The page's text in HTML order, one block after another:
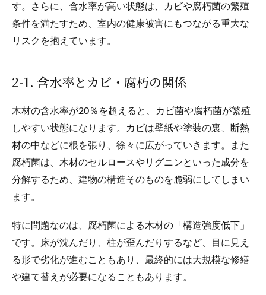
す。さらに、含水率が高い状態は、カビや腐朽菌の繁殖
条件を満たすため、室内の健康被害にもつながる重大な
リスクを抱えています。
2-1. 含水率とカビ・腐朽の関係
木材の含水率が20％を超えると、カビ菌や腐朽菌が繁殖
しやすい状態になります。カビは壁紙や塗装の裏、断熱
材の中などに根を張り、徐々に広がっていきます。また
腐朽菌は、木材のセルロースやリグニンといった成分を
分解するため、建物の構造そのものを脆弱にしてしまい
ます。
特に問題なのは、腐朽菌による木材の「構造強度低下」
です。床が沈んだり、柱が歪んだりするなど、目に見え
る形で劣化が進むこともあり、最終的には大規模な修繕
や建て替えが必要になることもあります。